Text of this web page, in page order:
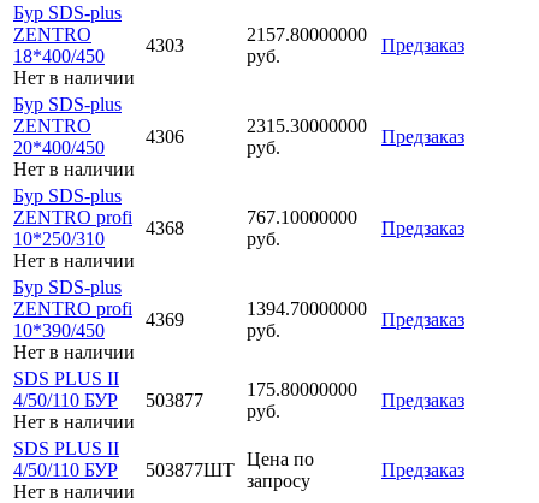
Бур SDS-plus
ZENTRO
18*400/450
Нет в наличии
4303
2157.80000000
руб.
Предзаказ
Бур SDS-plus
ZENTRO
20*400/450
Нет в наличии
4306
2315.30000000
руб.
Предзаказ
Бур SDS-plus
ZENTRO profi
10*250/310
Нет в наличии
4368
767.10000000
руб.
Предзаказ
Бур SDS-plus
ZENTRO profi
10*390/450
Нет в наличии
4369
1394.70000000
руб.
Предзаказ
SDS PLUS II
4/50/110 БУР
Нет в наличии
503877
175.80000000
руб.
Предзаказ
SDS PLUS II
4/50/110 БУР
Нет в наличии
503877ШТ
Цена по
запросу
Предзаказ